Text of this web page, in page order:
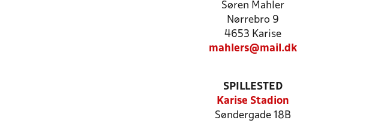
Søren Mahler
Nørrebro 9
4653 Karise
mahlers@mail.dk
SPILLESTED
Karise Stadion
Søndergade 18B